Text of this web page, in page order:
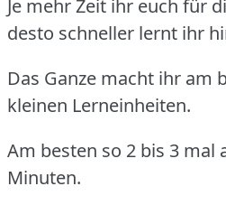
Je mehr Zeit ihr euch für
desto schneller lernt ihr
Das Ganze macht ihr am
kleinen Lerneinheiten.
Am besten so 2 bis 3 mal
Minuten.